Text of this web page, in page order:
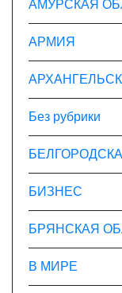
м
АМУРСКАЯ
АРМИЯ
Без рубрики
БИЗНЕС
БРЯНСКАЯ
В МИРЕ